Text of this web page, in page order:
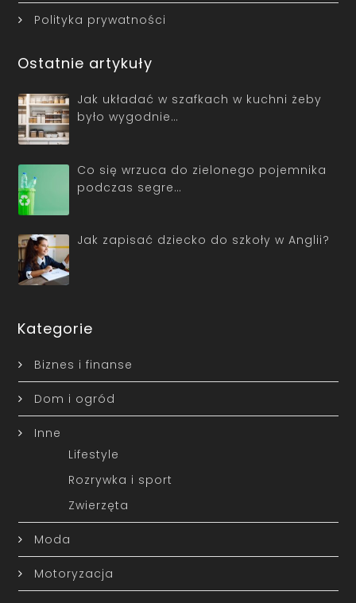
Polityka prywatności
Ostatnie artykuły
Jak układać w szafkach w kuchni żeby
było wygodnie…
Co się wrzuca do zielonego pojemnika
podczas segre…
Jak zapisać dziecko do szkoły w Anglii?
Kategorie
Biznes i finanse
Dom i ogród
Inne
Lifestyle
Rozrywka i sport
Zwierzęta
Moda
Motoryzacja